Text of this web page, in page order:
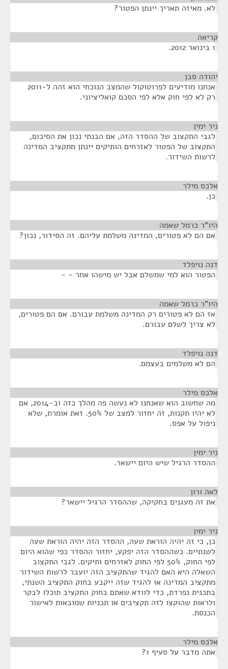
לא. מאיזה תאריך יינתן הפטור?
קריאה
1 בינואר 2012.
יהודה סבן
אנחנו מודיעים לפרוטוקול שהמצב הנוכחי הוא זהה ל-2011
רק לא לפי חוק אלא לפי הסכם קואליציוני.
ניר ימין
לגבי התקצוב של ההסדר הזה, אם הבנתי נכון את הסיכום,
התקצוב של הפטור לאזרחים הותיקים יינתן מתקציב המדינה
לרשות השידור.
אלכס מילר
כן.
היו"ר כרמל שאמה
אם הם לא פטורים, המדינה משלמת עליהם. זה הסידור, נכון?
דנה נויפלד
הפטור הוא למי שמשלם אבל יש מישהו אחר - -
היו"ר כרמל שאמה
אז הם לא פטורים רק המדינה משלמת עבורם. אם הם פטורים,
לא צריך לשלם עבורם.
דנה נויפלד
הם לא משלמים בעצמם.
אלכס מילר
מה שחשוב הוא שאנחנו לא נעשה פה מהלך כזה וב-2014, אם
לא יהיו תקנות, זה יחזור למצב של 50%. זאת אומרת, שלא
ניפול על אפס.
ניר ימין
ההסדר הרגיל שיש היום יישאר.
לאה ורון
את זה מעגנים בחקיקה, שההסדר הרגיל יישאר?
ניר ימין
כן, כי זה יהיה הוראת שעה, ההסדר הזה יהיה הוראת שעה
לשנתיים. כשההסדר הזה יפקע, יחזור ההסדר כפי שהוא היום
לפי החוק, 50% לפי החוק לאזרחים ותיקים. לגבי התקצוב
השאלה היא האם להגיד שהתקציב הזה יועבר לרשות השידור
מתקציב המדינה או להגיד שזה ייקבע בחוק התקציב השנתי,
בתכנית נפרדת, כדי לוודא שאתם בחוק התקציב תוכלו לבקר
ולראות שהוקצו לזה תקציבים או תכניות שמובאות לאישור
הכנסת.
אלכס מילר
אתה מדבר על סעיף 1?